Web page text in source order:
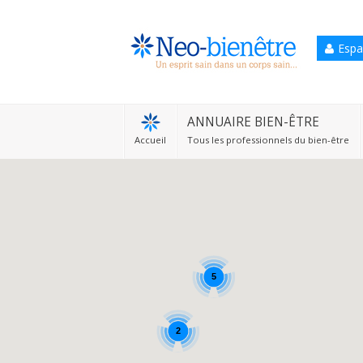
Accueil
ANNUAIRE BIEN-ÊTRE
Tous les professionnels du bien-être
5
2